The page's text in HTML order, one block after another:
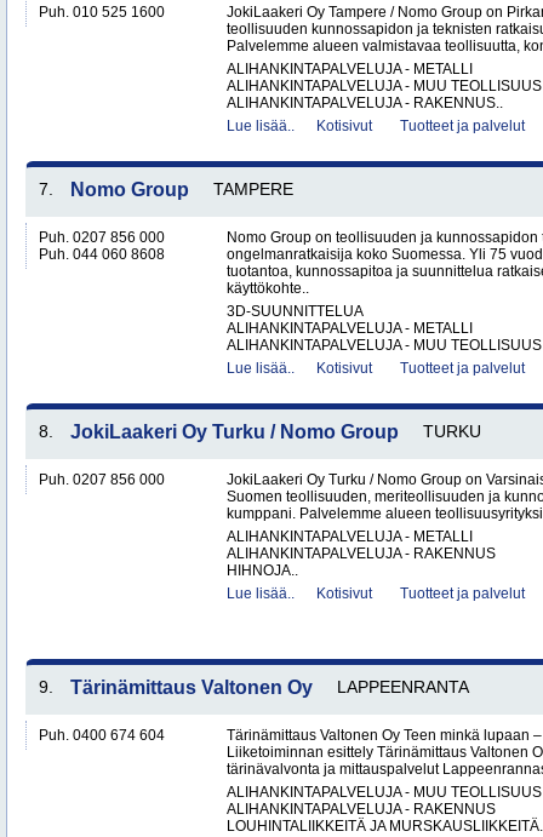
Puh. 010 525 1600
JokiLaakeri Oy Tampere / Nomo Group on
teollisuuden kunnossapidon ja teknisten
Palvelemme alueen valmistavaa teollisuutta,
ALIHANKINTAPALVELUJA - METALLI
ALIHANKINTAPALVELUJA - MUU TEOLLISUUS
ALIHANKINTAPALVELUJA - RAKENNUS..
Lue lisää..
Kotisivut Tuotteet ja palvelut
7. Nomo Group TAMPERE
Puh. 0207 856 000
Puh. 044 060 8608
Nomo Group on teollisuuden ja kunnossapidon
ongelmanratkaisija koko Suomessa. Yli 75
tuotantoa, kunnossapitoa ja suunnittelua
käyttökohte..
3D-SUUNNITTELUA
ALIHANKINTAPALVELUJA - METALLI
ALIHANKINTAPALVELUJA - MUU
Lue lisää..
Kotisivut Tuotteet ja palvelut
8. JokiLaakeri Oy Turku / Nomo Group TURKU
Puh. 0207 856 000
JokiLaakeri Oy Turku / Nomo Group on
Suomen teollisuuden, meriteollisuuden ja
kumppani. Palvelemme alueen
ALIHANKINTAPALVELUJA - METALLI
ALIHANKINTAPALVELUJA - RAKENNUS
HIHNOJA..
Lue lisää..
Kotisivut Tuotteet ja palvelut
9. Tärinämittaus Valtonen Oy LAPPEENRANTA
Puh. 0400 674 604
Tärinämittaus Valtonen Oy Teen minkä lupaan
Liiketoiminnan esittely Tärinämittaus Valtonen
tärinävalvonta ja mittauspalvelut
ALIHANKINTAPALVELUJA - MUU TEOLLISUUS
ALIHANKINTAPALVELUJA - RAKENNUS
LOUHINTALIIKKEITÄ JA